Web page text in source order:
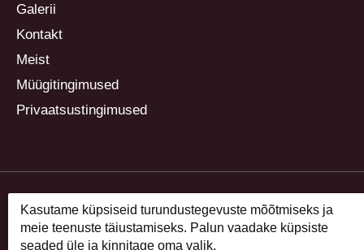
Galerii
Kontakt
Meist
Müügitingimused
Privaatsustingimused
Kasutame küpsiseid turundustegevuste mõõtmiseks ja
meie teenuste täiustamiseks. Palun vaadake küpsiste
seaded üle ja kinnitage oma valik.